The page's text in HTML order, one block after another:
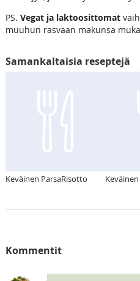
PS. Vegat ja laktoosittomat
muuhun rasvaan makunsa
Samankaltaisia reseptejä
Keväinen ParsaRisotto
Kommentit